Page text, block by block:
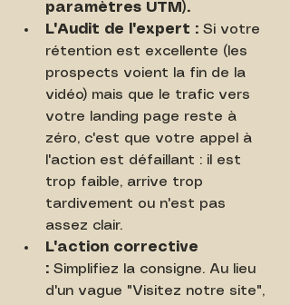
paramètres UTM).
L'Audit de l'expert : Si votre
rétention est excellente (les
prospects voient la fin de la
vidéo) mais que le trafic vers
votre landing page reste à
zéro, c'est que votre appel à
l'action est défaillant : il est
trop faible, arrive trop
tardivement ou n'est pas
assez clair.
L'action corrective
: Simplifiez la consigne. Au lieu
d'un vague "Visitez notre site",